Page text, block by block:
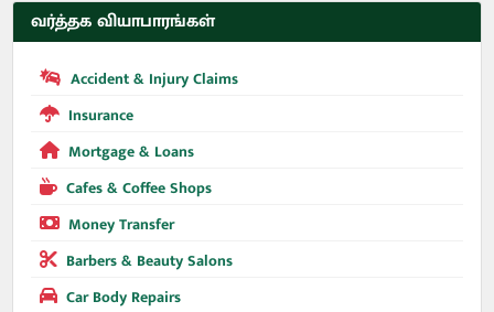
வர்த்தக வியாபாரங்கள்
Accident & Injury Claims
Insurance
Mortgage & Loans
Cafes & Coffee Shops
Money Transfer
Barbers & Beauty Salons
Car Body Repairs